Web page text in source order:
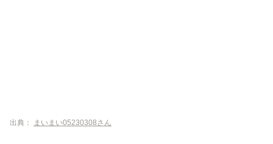
出典： まいまい05230308さん